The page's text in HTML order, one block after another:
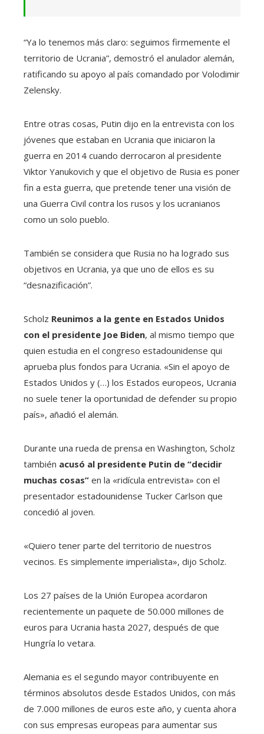
“Ya lo tenemos más claro: seguimos firmemente el
territorio de Ucrania”, demostró el anulador alemán,
ratificando su apoyo al país comandado por Volodimir
Zelensky.
Entre otras cosas, Putin dijo en la entrevista con los
jóvenes que estaban en Ucrania que iniciaron la
guerra en 2014 cuando derrocaron al presidente
Viktor Yanukovich y que el objetivo de Rusia es poner
fin a esta guerra, que pretende tener una visión de
una Guerra Civil contra los rusos y los ucranianos
como un solo pueblo.
También se considera que Rusia no ha logrado sus
objetivos en Ucrania, ya que uno de ellos es su
“desnazificación”.
Scholz Reunimos a la gente en Estados Unidos
con el presidente Joe Biden, al mismo tiempo que
quien estudia en el congreso estadounidense qui
aprueba plus fondos para Ucrania. «Sin el apoyo de
Estados Unidos y (…) los Estados europeos, Ucrania
no suele tener la oportunidad de defender su propio
país», añadió el alemán.
Durante una rueda de prensa en Washington, Scholz
también acusó al presidente Putin de “decidir
muchas cosas” en la «ridícula entrevista» con el
presentador estadounidense Tucker Carlson que
concedió al joven.
«Quiero tener parte del territorio de nuestros
vecinos. Es simplemente imperialista», dijo Scholz.
Los 27 países de la Unión Europea acordaron
recientemente un paquete de 50.000 millones de
euros para Ucrania hasta 2027, después de que
Hungría lo vetara.
Alemania es el segundo mayor contribuyente en
términos absolutos desde Estados Unidos, con más
de 7.000 millones de euros este año, y cuenta ahora
con sus empresas europeas para aumentar sus